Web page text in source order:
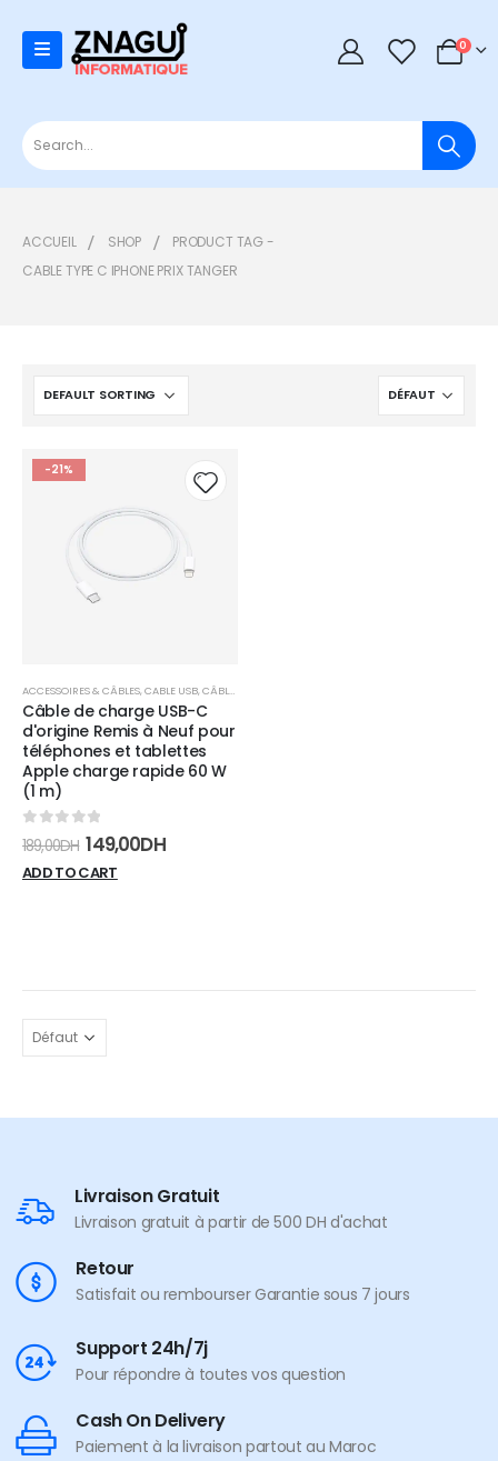
0 0
ACCUEIL SHOP
PRODUCT TAG -
CABLE TYPE C IPHONE PRIX TANGER
-21%
wishlist
ACCESSOIRES & CÂBLES,CABLE USB,CÂBLES
Câble de charge USB-C
d'origine Remis à Neuf pour
téléphones et tablettes
Apple charge rapide 60 W
(1 m)
189,00DH 149,00DH
ADD TO CART
Livraison Gratuit
Livraison gratuit à partir de 500 DH d'achat
Retour
Satisfait ou rembourser Garantie sous 7 jours
Support 24h/7j
Pour répondre à toutes vos question
Cash On Delivery
Paiement à la livraison partout au Maroc